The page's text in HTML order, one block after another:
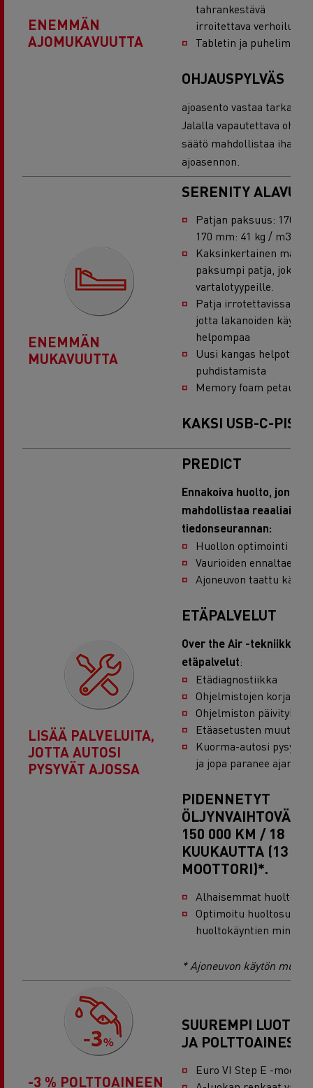
ENEMMÄN
AJOMUKAVUUTTA
tahrankestävä
irroitettava verhoilu
Tabletin ja puhelimen
OHJAUSPYLVÄS
ajoasento vastaa tarkasti
Jalalla vapautettava
säätö mahdollistaa
ajoasennon.
ENEMMÄN
MUKAVUUTTA
SERENITY
Patjan paksuus: 170
170 mm: 41 kg / m3
Kaksinkertainen
paksumpi patja, joka
vartalotyypeille.
Patja irrotettavissa
jotta lakanoiden käyttö
helpompaa
Uusi kangas helpottaa
puhdistamista
Memory foam
KAKSI USB-C-
LISÄÄ PALVELUITA,
JOTTA AUTOSI
PYSYVÄT AJOSSA
PREDICT
Ennakoiva huolto, jonka
mahdollistaa
tiedonseurannan:
Huollon optimointi
Vaurioiden
Ajoneuvon taattu
ETÄPALVELUT
Over the Air -tekniikka
etäpalvelut:
Etädiagnostiikka
Ohjelmistojen
Ohjelmiston päivitykset
Etäasetusten
Kuorma-autosi pysyy
ja jopa paranee ajan
PIDENNETYT
150 000 KM / 18
KUUKAUTTA (13
MOOTTORI)*.
Alhaisemmat
Optimoitu
huoltokäyntien
* Ajoneuvon käytön
-3 % POLTTOAINEEN
SUUREMPI
JA
Euro VI Step E -